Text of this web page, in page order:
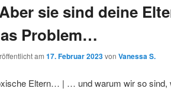
sie sind deine
Problem…
am 17. Februar 2023von Vanessa S.
Eltern… | … und warum wir so sind,